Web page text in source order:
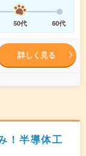
50代 60代
詳しく見る
！半導体工